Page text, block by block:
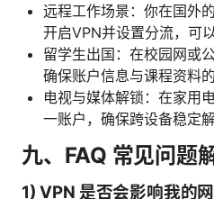
远程工作场景：你在国外
开启VPN并设置分流，可
留学生出国：在校园网或
确保账户信息与课程资料的
电视与媒体解锁：在家用
一账户，确保跨设备稳定解
九、FAQ 常见问题
1) VPN 是否会影响我的网